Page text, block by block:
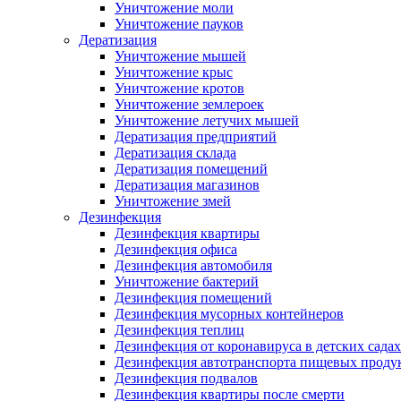
Уничтожение моли
Уничтожение пауков
Дератизация
Уничтожение мышей
Уничтожение крыс
Уничтожение кротов
Уничтожение землероек
Уничтожение летучих мышей
Дератизация предприятий
Дератизация склада
Дератизация помещений
Дератизация магазинов
Уничтожение змей
Дезинфекция
Дезинфекция квартиры
Дезинфекция офиса
Дезинфекция автомобиля
Уничтожение бактерий
Дезинфекция помещений
Дезинфекция мусорных контейнеров
Дезинфекция теплиц
Дезинфекция от коронавируса в детских садах
Дезинфекция автотранспорта пищевых
Дезинфекция подвалов
Дезинфекция квартиры после смерти